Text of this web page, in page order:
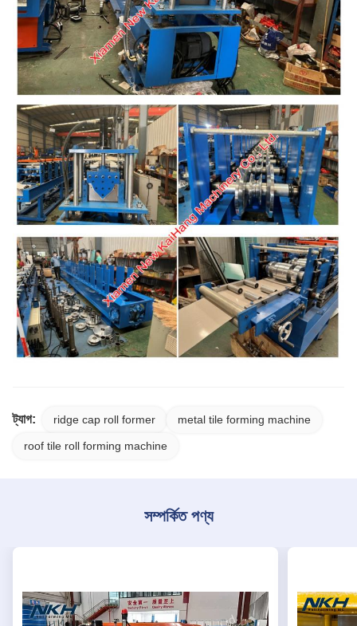
ট্যাগ: ridge cap roll former metal tile forming machine
roof tile roll forming machine
সম্পর্কিত পণ্য